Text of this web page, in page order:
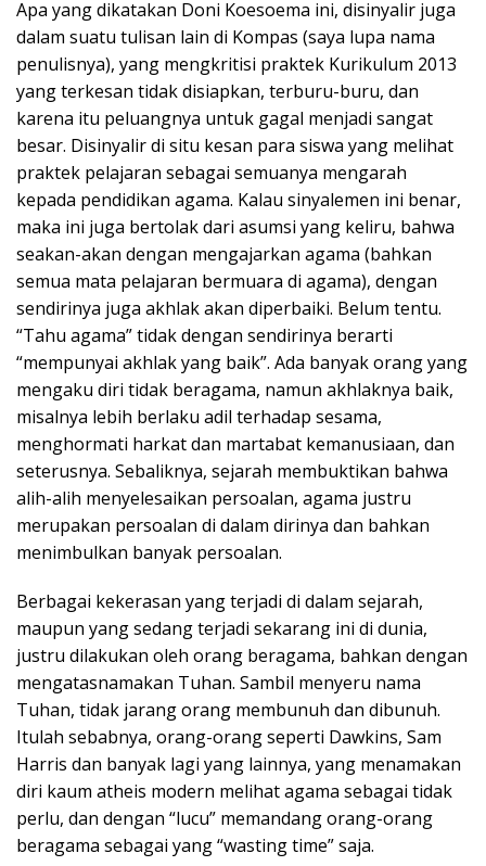
Apa yang dikatakan Doni Koesoema ini, disinyalir juga
dalam suatu tulisan lain di Kompas (saya lupa nama
penulisnya), yang mengkritisi praktek Kurikulum 2013
yang terkesan tidak disiapkan, terburu-buru, dan
karena itu peluangnya untuk gagal menjadi sangat
besar. Disinyalir di situ kesan para siswa yang melihat
praktek pelajaran sebagai semuanya mengarah
kepada pendidikan agama. Kalau sinyalemen ini benar,
maka ini juga bertolak dari asumsi yang keliru, bahwa
seakan-akan dengan mengajarkan agama (bahkan
semua mata pelajaran bermuara di agama), dengan
sendirinya juga akhlak akan diperbaiki. Belum tentu.
“Tahu agama” tidak dengan sendirinya berarti
“mempunyai akhlak yang baik”. Ada banyak orang yang
mengaku diri tidak beragama, namun akhlaknya baik,
misalnya lebih berlaku adil terhadap sesama,
menghormati harkat dan martabat kemanusiaan, dan
seterusnya. Sebaliknya, sejarah membuktikan bahwa
alih-alih menyelesaikan persoalan, agama justru
merupakan persoalan di dalam dirinya dan bahkan
menimbulkan banyak persoalan.
Berbagai kekerasan yang terjadi di dalam sejarah,
maupun yang sedang terjadi sekarang ini di dunia,
justru dilakukan oleh orang beragama, bahkan dengan
mengatasnamakan Tuhan. Sambil menyeru nama
Tuhan, tidak jarang orang membunuh dan dibunuh.
Itulah sebabnya, orang-orang seperti Dawkins, Sam
Harris dan banyak lagi yang lainnya, yang menamakan
diri kaum atheis modern melihat agama sebagai tidak
perlu, dan dengan “lucu” memandang orang-orang
beragama sebagai yang “wasting time” saja.